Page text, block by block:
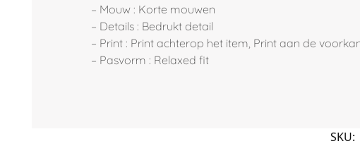
– Mouw : Korte mouwen
– Details : Bedrukt detail
– Print : Print achterop het item, Print aan de
– Pasvorm : Relaxed fit
SKU: